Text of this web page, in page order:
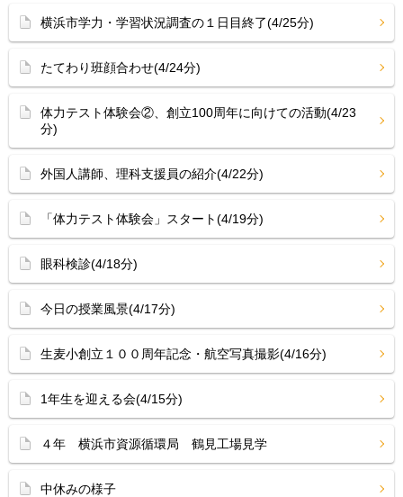
横浜市学力・学習状況調査の１日目終了(4/25分)
たてわり班顔合わせ(4/24分)
体力テスト体験会②、創立100周年に向けての活動(4/23
分)
外国人講師、理科支援員の紹介(4/22分)
「体力テスト体験会」スタート(4/19分)
眼科検診(4/18分)
今日の授業風景(4/17分)
生麦小創立１００周年記念・航空写真撮影(4/16分)
1年生を迎える会(4/15分)
４年 横浜市資源循環局 鶴見工場見学
中休みの様子